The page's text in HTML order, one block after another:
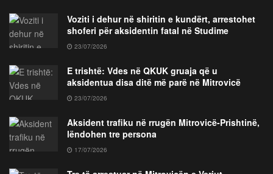
Voziti i dehur në shiritin e kundërt, arrestohet
shoferi për aksidentin fatal në Studime
23/07/2026
E trishtë: Vdes në QKUK gruaja që u
aksidentua disa ditë më parë në Mitrovicë
23/07/2026
Aksident trafiku në rrugën Mitrovicë-Prishtinë,
lëndohen tre persona
17/07/2026